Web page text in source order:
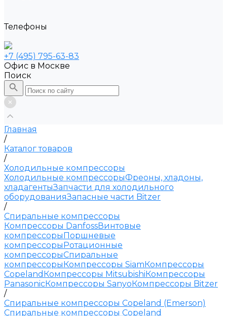
Телефоны
+7 (495) 795-63-83
Офис в Москве
Поиск
Главная
/
Каталог товаров
/
Холодильные компрессоры
Холодильные компрессорыФреоны, хладоны,
хладагентыЗапчасти для холодильного
оборудованияЗапасные части Bitzer
/
Спиральные компрессоры
Компрессоры DanfossВинтовые
компрессорыПоршневые
компрессорыРотационные
компрессорыСпиральные
компрессорыКомпрессоры SiamКомпрессоры
Copeland Компрессоры MitsubishiКомпрессоры
PanasonicКомпрессоры SanyoКомпрессоры Bitzer
/
Спиральные компрессоры Copeland (Emerson)
Спиральные компрессоры Copeland